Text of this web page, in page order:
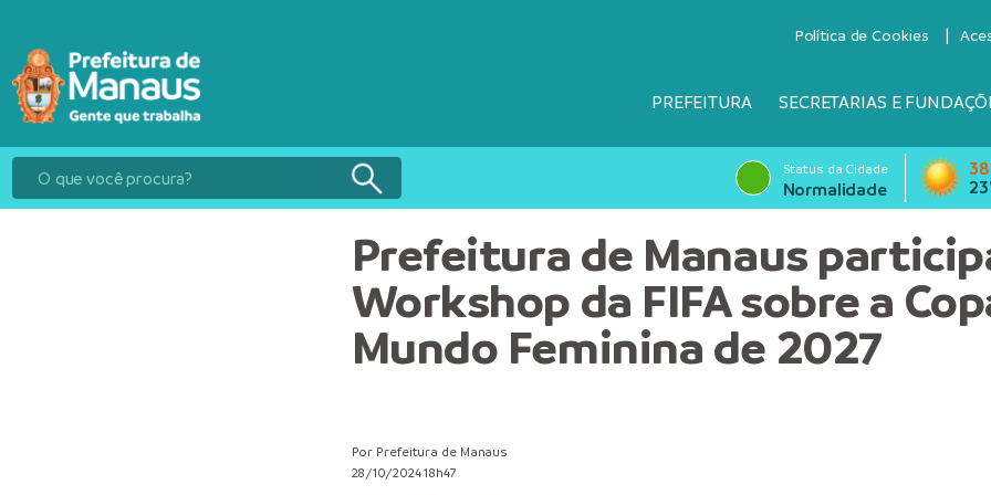
Política de Cookies
PREFEITURA SECRETARIAS E
Status da Cidade
Normalidade
Prefeitura de Manaus
Workshop da FIFA sobre a
Mundo Feminina de 2027
Por Prefeitura de Manaus
28/10/2024 18h47